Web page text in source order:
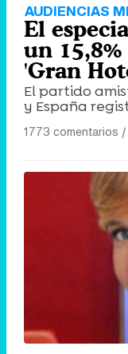
AUDIENCIAS
El
un
'Gran
El partido
y España
1773 comentarios |